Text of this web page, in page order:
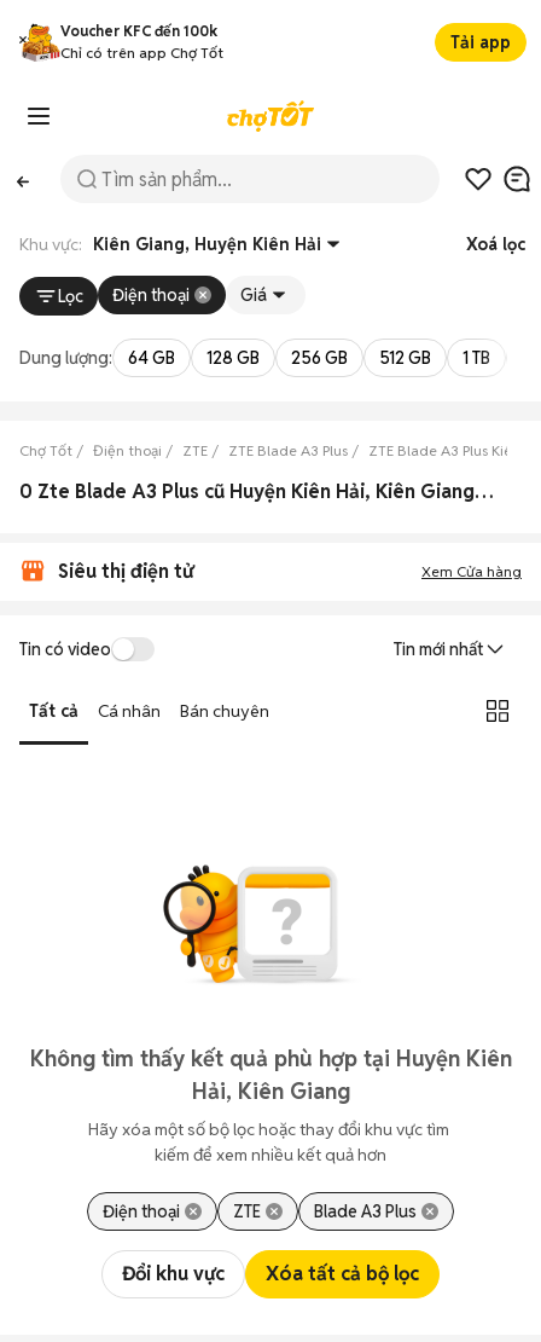
Voucher KFC đến 100k
Chỉ có trên app Chợ Tốt
Tải app
Khu vực: Kiên Giang, Huyện Kiên Hải Xoá lọc
Lọc Điện thoại Giá
Dung lượng: 64 GB 128 GB 256 GB 512 GB 1 TB
Chợ Tốt Điện thoại ZTE ZTE Blade A3 Plus ZTE Blade A3 Plus Kiên
0 Zte Blade A3 Plus cũ Huyện Kiên Hải, Kiên Giang đẹp
Siêu thị điện tử Xem Cửa hàng
Tin có video Tin mới nhất
Tất cả Cá nhân Bán chuyên
Không tìm thấy kết quả phù hợp tại Huyện Kiên
Hải, Kiên Giang
Hãy xóa một số bộ lọc hoặc thay đổi khu vực tìm
kiếm để xem nhiều kết quả hơn
Điện thoại ZTE Blade A3 Plus
Đổi khu vực Xóa tất cả bộ lọc